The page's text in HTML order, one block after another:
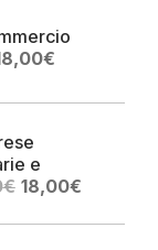
€Il
attuale
e
€ Il
originale
18,00€Il
attuale